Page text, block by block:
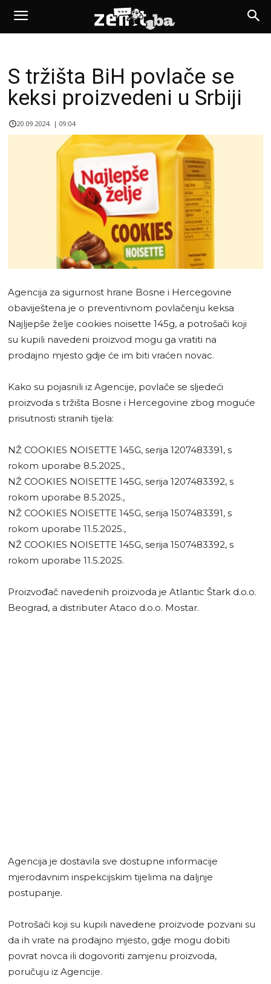
S tržišta BiH povlače se
keksi proizvedeni u Srbiji
20.09.2024. | 09:04
Agencija za sigurnost hrane Bosne i Hercegovine
obaviještena je o preventivnom povlačenju keksa
Najljepše želje cookies noisette 145g, a potrošači koji
su kupili navedeni proizvod mogu ga vratiti na
prodajno mjesto gdje će im biti vraćen novac.
Kako su pojasnili iz Agencije, povlače se sljedeći
proizvoda s tržišta Bosne i Hercegovine zbog moguće
prisutnosti stranih tijela:
NŽ COOKIES NOISETTE 145G, serija 1207483391, s
rokom uporabe 8.5.2025.,
NŽ COOKIES NOISETTE 145G, serija 1207483392, s
rokom uporabe 8.5.2025.,
NŽ COOKIES NOISETTE 145G, serija 1507483391, s
rokom uporabe 11.5.2025.,
NŽ COOKIES NOISETTE 145G, serija 1507483392, s
rokom uporabe 11.5.2025.
Proizvođač navedenih proizvoda je Atlantic Štark d.o.o.
Beograd, a distributer Ataco d.o.o. Mostar.
Agencija je dostavila sve dostupne informacije
mjerodavnim inspekcijskim tijelima na daljnje
postupanje.
Potrošači koji su kupili navedene proizvode pozvani su
da ih vrate na prodajno mjesto, gdje mogu dobiti
povrat novca ili dogovoriti zamjenu proizvoda,
poručuju iz Agencije.